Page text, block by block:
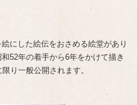
にした絵伝をおさめる絵堂があり
52年の着手から6年をかけて描き
り一般公開されます。